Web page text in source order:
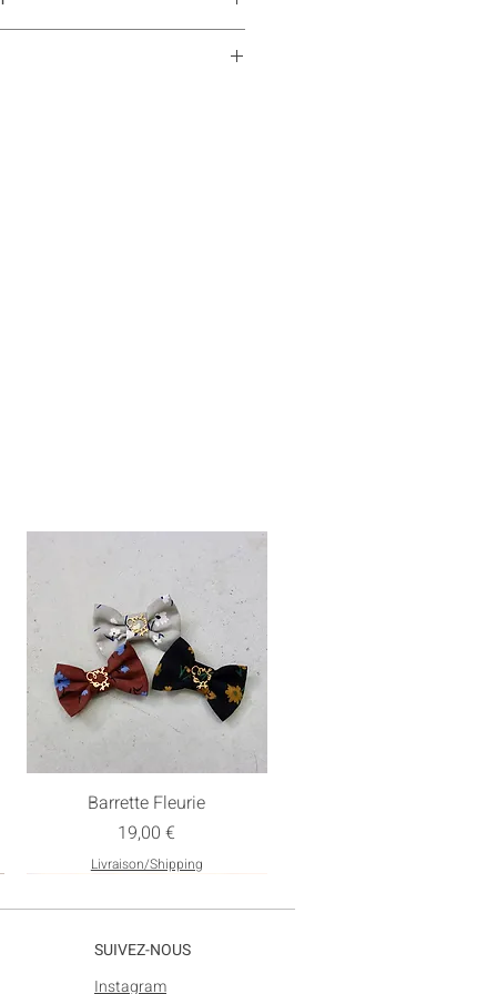
Barrette Fleurie
Prix
19,00 €
Livraison/Shipping
SUIVEZ-NOUS
Instagram